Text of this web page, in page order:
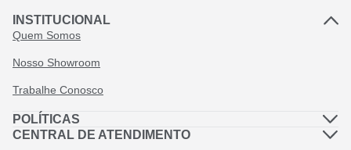
INSTITUCIONAL
Quem Somos
Nosso Showroom
Trabalhe Conosco
POLÍTICAS
Política de Privacidade
CENTRAL DE ATENDIMENTO